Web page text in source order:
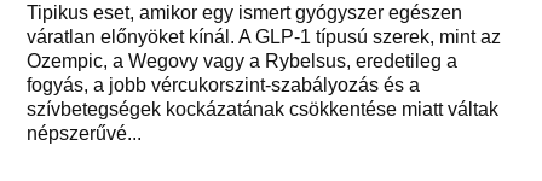
Tipikus eset, amikor egy ismert gyógyszer egészen
váratlan előnyöket kínál. A GLP-1 típusú szerek, mint az
Ozempic, a Wegovy vagy a Rybelsus, eredetileg a
fogyás, a jobb vércukorszint-szabályozás és a
szívbetegségek kockázatának csökkentése miatt váltak
népszerűvé...